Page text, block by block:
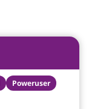
Poweruser